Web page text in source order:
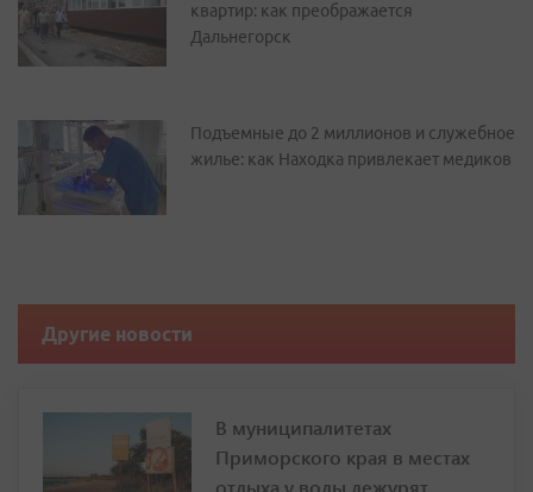
квартир: как преображается
Дальнегорск
Подъемные до 2 миллионов и служебное
жилье: как Находка привлекает медиков
Другие новости
В муниципалитетах
Приморского края в местах
отдыха у воды дежурят